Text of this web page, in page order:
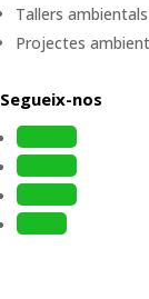
Tallers
Projectes
Segueix-nos
Follow
Follow
Follow
Follow